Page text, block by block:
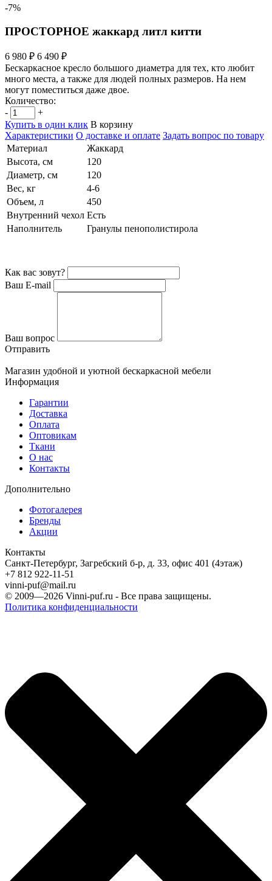
-7%
ПРОСТОРНОЕ жаккард литл китти
6 980 ₽ 6 490 ₽
Бескаркасное кресло большого диаметра для тех, кто любит
много места, а также для людей полных размеров. На нем
могут поместиться даже двое.
Количество:
-
+
Купить в один клик В корзину
Характеристики О доставке и оплате Задать вопрос по товару
Материал
Жаккард
Высота, см
120
Диаметр, см
120
Вес, кг
4-6
Объем, л
450
Внутренний чехол Есть
Наполнитель
Гранулы пенополистирола
Как вас зовут?
Ваш E-mail
Ваш вопрос
Отправить
Магазин удобной и уютной бескаркасной мебели
Информация
Гарантии
Доставка
Оплата
Оптовикам
Ткани
О нас
Контакты
Дополнительно
Фотогалерея
Бренды
Акции
Контакты
Санкт-Петербург, Загребский б-р, д. 33, офис 401 (4этаж)
+7 812 922-11-51
vinni-puf@mail.ru
© 2009—2026 Vinni-puf.ru - Все права защищены.
Политика конфиденциальности